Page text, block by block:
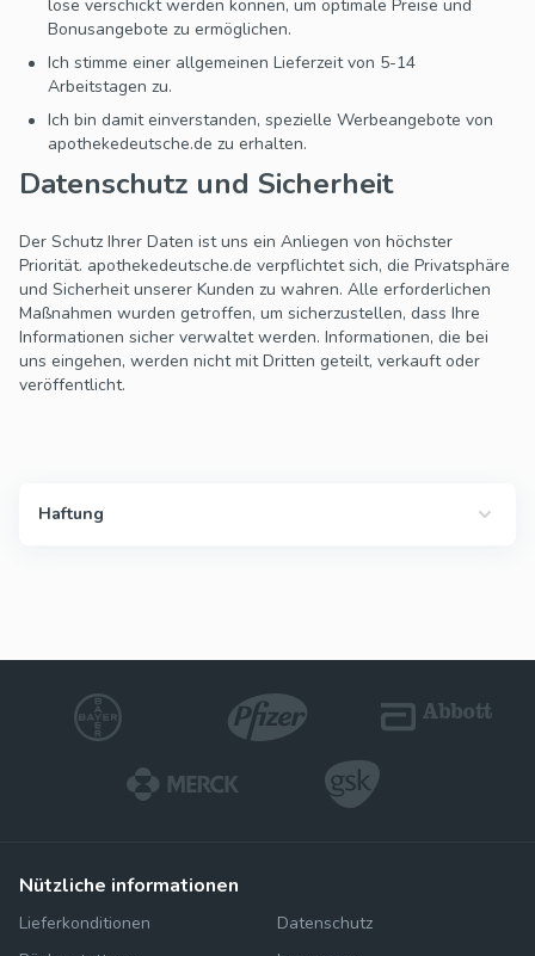
lose verschickt werden können, um optimale Preise und
Bonusangebote zu ermöglichen.
Ich stimme einer allgemeinen Lieferzeit von 5-14
Arbeitstagen zu.
Ich bin damit einverstanden, spezielle Werbeangebote von
apothekedeutsche.de zu erhalten.
Datenschutz und Sicherheit
Der Schutz Ihrer Daten ist uns ein Anliegen von höchster
Priorität. apothekedeutsche.de verpflichtet sich, die Privatsphäre
und Sicherheit unserer Kunden zu wahren. Alle erforderlichen
Maßnahmen wurden getroffen, um sicherzustellen, dass Ihre
Informationen sicher verwaltet werden. Informationen, die bei
uns eingehen, werden nicht mit Dritten geteilt, verkauft oder
veröffentlicht.
Haftung
nützliche informationen
Lieferkonditionen
Datenschutz